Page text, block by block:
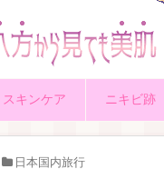
スキンケア ニキビ跡
日本国内旅行